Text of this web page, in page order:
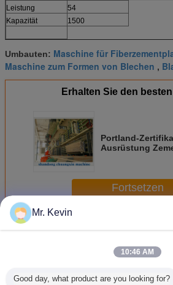
Leistung
54
Kapazität
1500
Umbauten: Maschine für
Maschine zum Formen von Blechen ,
Erhalten Sie den
Portland-
Ausrüstung
Fortsetzen
Mehr
Mr. Kevin
10:46 AM
Good day, what product are you looking for?